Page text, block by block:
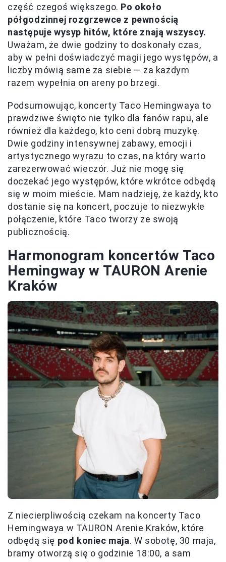
część czegoś większego. Po około
półgodzinnej rozgrzewce z pewnością
następuje wysyp hitów, które znają wszyscy.
Uważam, że dwie godziny to doskonały czas,
aby w pełni doświadczyć magii jego występów, a
liczby mówią same za siebie — za każdym
razem wypełnia on areny po brzegi.
Podsumowując, koncerty Taco Hemingwaya to
prawdziwe święto nie tylko dla fanów rapu, ale
również dla każdego, kto ceni dobrą muzykę.
Dwie godziny intensywnej zabawy, emocji i
artystycznego wyrazu to czas, na który warto
zarezerwować wieczór. Już nie mogę się
doczekać jego występów, które wkrótce odbędą
się w moim mieście. Mam nadzieję, że każdy, kto
dostanie się na koncert, poczuje to niezwykłe
połączenie, które Taco tworzy ze swoją
publicznością.
Harmonogram koncertów Taco
Hemingway w TAURON Arenie
Kraków
Z niecierpliwością czekam na koncerty Taco
Hemingwaya w TAURON Arenie Kraków, które
odbędą się pod koniec maja. W sobotę, 30 maja,
bramy otworzą się o godzinie 18:00, a sam